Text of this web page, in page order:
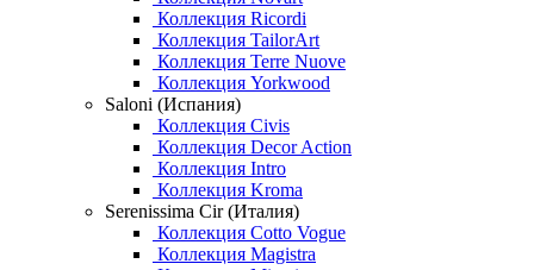
Коллекция Ricordi
Коллекция TailorArt
Коллекция Terre Nuove
Коллекция Yorkwood
Saloni (Испания)
Коллекция Civis
Коллекция Decor Action
Коллекция Intro
Коллекция Kroma
Serenissima Cir (Италия)
Коллекция Cotto Vogue
Коллекция Magistra